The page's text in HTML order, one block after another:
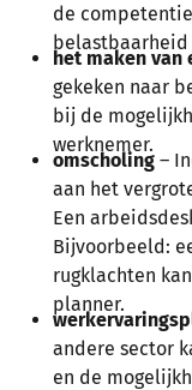
de
belastbaarheid
het maken
gekeken naar
bij de
werknemer.
omscholing –
aan het
Een
Bijvoorbeeld:
rugklachten
planner.
andere sector
en de